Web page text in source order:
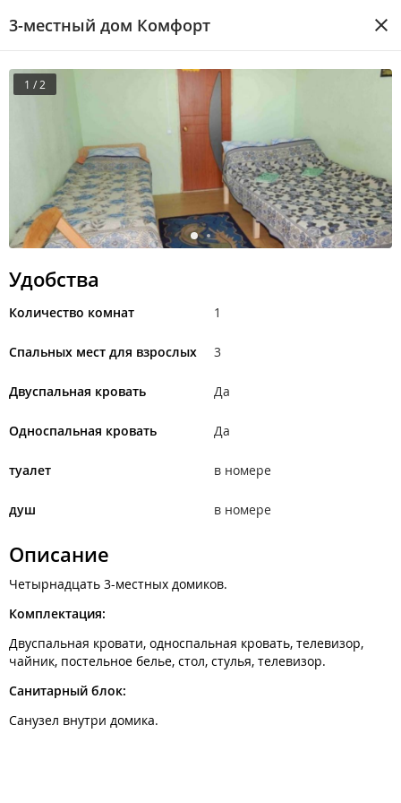
3-местный дом Комфорт
1 / 2
Удобства
Количество комнат 1
Спальных мест для взрослых 3
Двуспальная кровать Да
Односпальная кровать Да
туалет в номере
душ в номере
Описание
Четырнадцать 3-местных домиков.
Комплектация:
Двуспальная кровати, односпальная кровать, телевизор,
чайник, постельное белье, стол, стулья, телевизор.
Санитарный блок:
Санузел внутри домика.